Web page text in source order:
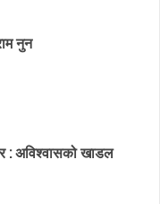
नुन
: अविश्वासको खाडल